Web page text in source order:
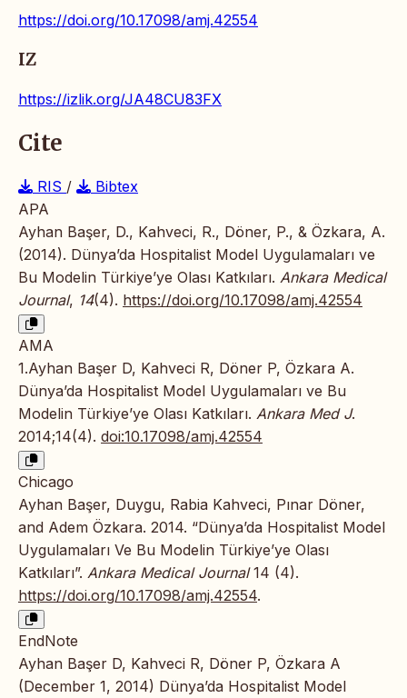
https://doi.org/10.17098/amj.42554
IZ
https://izlik.org/JA48CU83FX
Cite
RIS /
Bibtex
APA
Ayhan Başer, D., Kahveci, R., Döner, P., & Özkara, A.
(2014). Dünya’da Hospitalist Model Uygulamaları ve
Bu Modelin Türkiye’ye Olası Katkıları. Ankara Medical
Journal, 14(4). https://doi.org/10.17098/amj.42554
AMA
1.Ayhan Başer D, Kahveci R, Döner P, Özkara A.
Dünya’da Hospitalist Model Uygulamaları ve Bu
Modelin Türkiye’ye Olası Katkıları. Ankara Med J.
2014;14(4). doi:10.17098/amj.42554
Chicago
Ayhan Başer, Duygu, Rabia Kahveci, Pınar Döner,
and Adem Özkara. 2014. “Dünya’da Hospitalist Model
Uygulamaları Ve Bu Modelin Türkiye’ye Olası
Katkıları”. Ankara Medical Journal14 (4).
https://doi.org/10.17098/amj.42554.
EndNote
Ayhan Başer D, Kahveci R, Döner P, Özkara A
(December 1, 2014) Dünya’da Hospitalist Model